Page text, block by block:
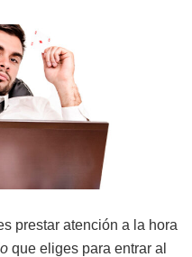
prestar atención a la hora
que eliges para entrar al